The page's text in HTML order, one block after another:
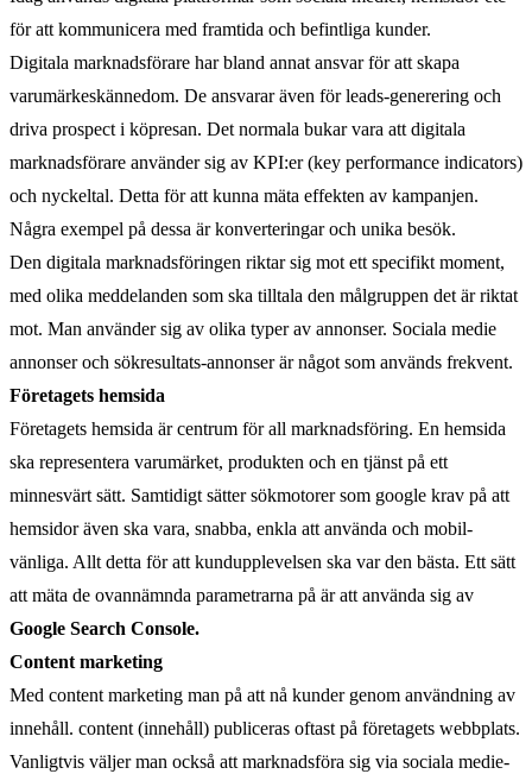
för att kommunicera med framtida och befintliga kunder.
Digitala marknadsförare har bland annat ansvar för att skapa
varumärkeskännedom. De ansvarar även för leads-generering och
driva prospect i köpresan. Det normala bukar vara att digitala
marknadsförare använder sig av KPI:er (key performance indicators)
och nyckeltal. Detta för att kunna mäta effekten av kampanjen.
Några exempel på dessa är konverteringar och unika besök.
Den digitala marknadsföringen riktar sig mot ett specifikt moment,
med olika meddelanden som ska tilltala den målgruppen det är riktat
mot. Man använder sig av olika typer av annonser. Sociala medie
annonser och sökresultats-annonser är något som används frekvent.
Företagets hemsida
Företagets hemsida är centrum för all marknadsföring. En hemsida
ska representera varumärket, produkten och en tjänst på ett
minnesvärt sätt. Samtidigt sätter sökmotorer som google krav på att
hemsidor även ska vara, snabba, enkla att använda och mobil-
vänliga. Allt detta för att kundupplevelsen ska var den bästa. Ett sätt
att mäta de ovannämnda parametrarna på är att använda sig av
Google Search Console.
Content marketing
Med content marketing man på att nå kunder genom användning av
innehåll. content (innehåll) publiceras oftast på företagets webbplats.
Vanligtvis väljer man också att marknadsföra sig via sociala medie-